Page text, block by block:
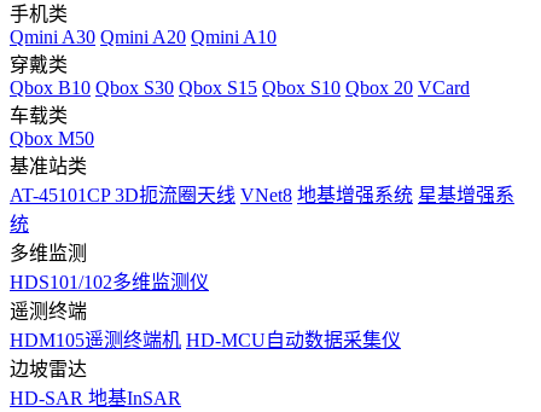
手机类
Qmini A30 Qmini A20 Qmini A10
穿戴类
Qbox B10 Qbox S30 Qbox S15 Qbox S10 Qbox 20 VCard
车载类
Qbox M50
基准站类
AT-45101CP 3D扼流圈天线 VNet8 地基增强系统 星基增强系
统
多维监测
HDS101/102多维监测仪
遥测终端
HDM105遥测终端机 HD-MCU自动数据采集仪
边坡雷达
HD-SAR 地基InSAR